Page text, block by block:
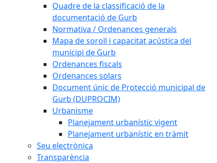
Quadre de la classificació de la
documentació de Gurb
Normativa / Ordenances generals
Mapa de soroll i capacitat acústica del
municipi de Gurb
Ordenances fiscals
Ordenances solars
Document únic de Protecció municipal de
Gurb (DUPROCIM)
Urbanisme
Planejament urbanístic vigent
Planejament urbanístic en tràmit
Seu electrònica
Transparència